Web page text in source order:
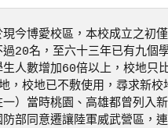
今博愛校區，本校成立之初
20名，至六十三年已有九個
人數增加60倍以上，校地只
，校地已不敷使用，尋求新校
）當時桃園、高雄都曾列入
部同意遷讓陸軍威武營區，